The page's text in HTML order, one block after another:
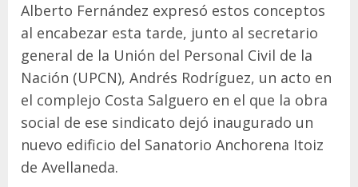
Alberto Fernández expresó estos conceptos
al encabezar esta tarde, junto al secretario
general de la Unión del Personal Civil de la
Nación (UPCN), Andrés Rodríguez, un acto en
el complejo Costa Salguero en el que la obra
social de ese sindicato dejó inaugurado un
nuevo edificio del Sanatorio Anchorena Itoiz
de Avellaneda.